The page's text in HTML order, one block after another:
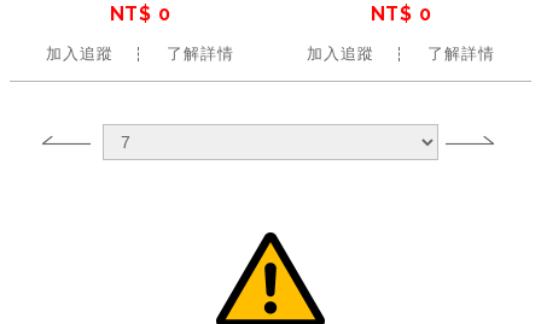
NT$ 0
加入追蹤 了解詳情
NT$ 0
加入追蹤 了解詳情